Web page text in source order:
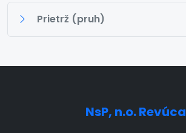
Prietrž (pruh)
NsP, n.o. Revúca